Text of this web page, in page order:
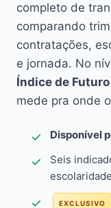
completo de
comparando
contratações,
e jornada. No
Índice de
mede pra onde
Disponível
Seis
EXCLUSIVO